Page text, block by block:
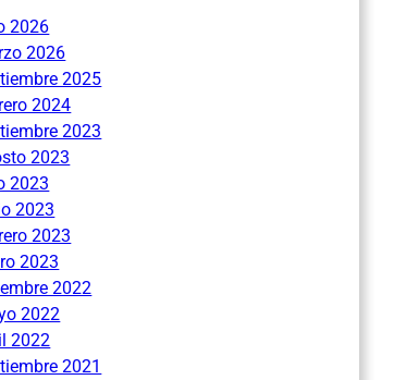
2026
2026
2025
2024
2023
2023
2023
2023
2023
2023
2022
2022
2022
2021